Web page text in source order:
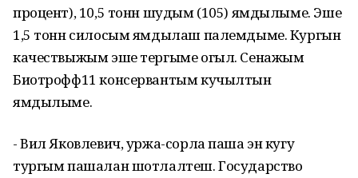
процент), 10,5 тонн шудым (105) ямдылыме. Эше
1,5 тонн силосым ямдылаш палемдыме. Кургын
качествыжым эше тергыме огыл. Сенажым
Биотрофф11 консервантым кучылтын
ямдылыме.
- Вил Яковлевич, уржа-сорла паша эн кугу
тургым пашалан шотлалтеш. Государство